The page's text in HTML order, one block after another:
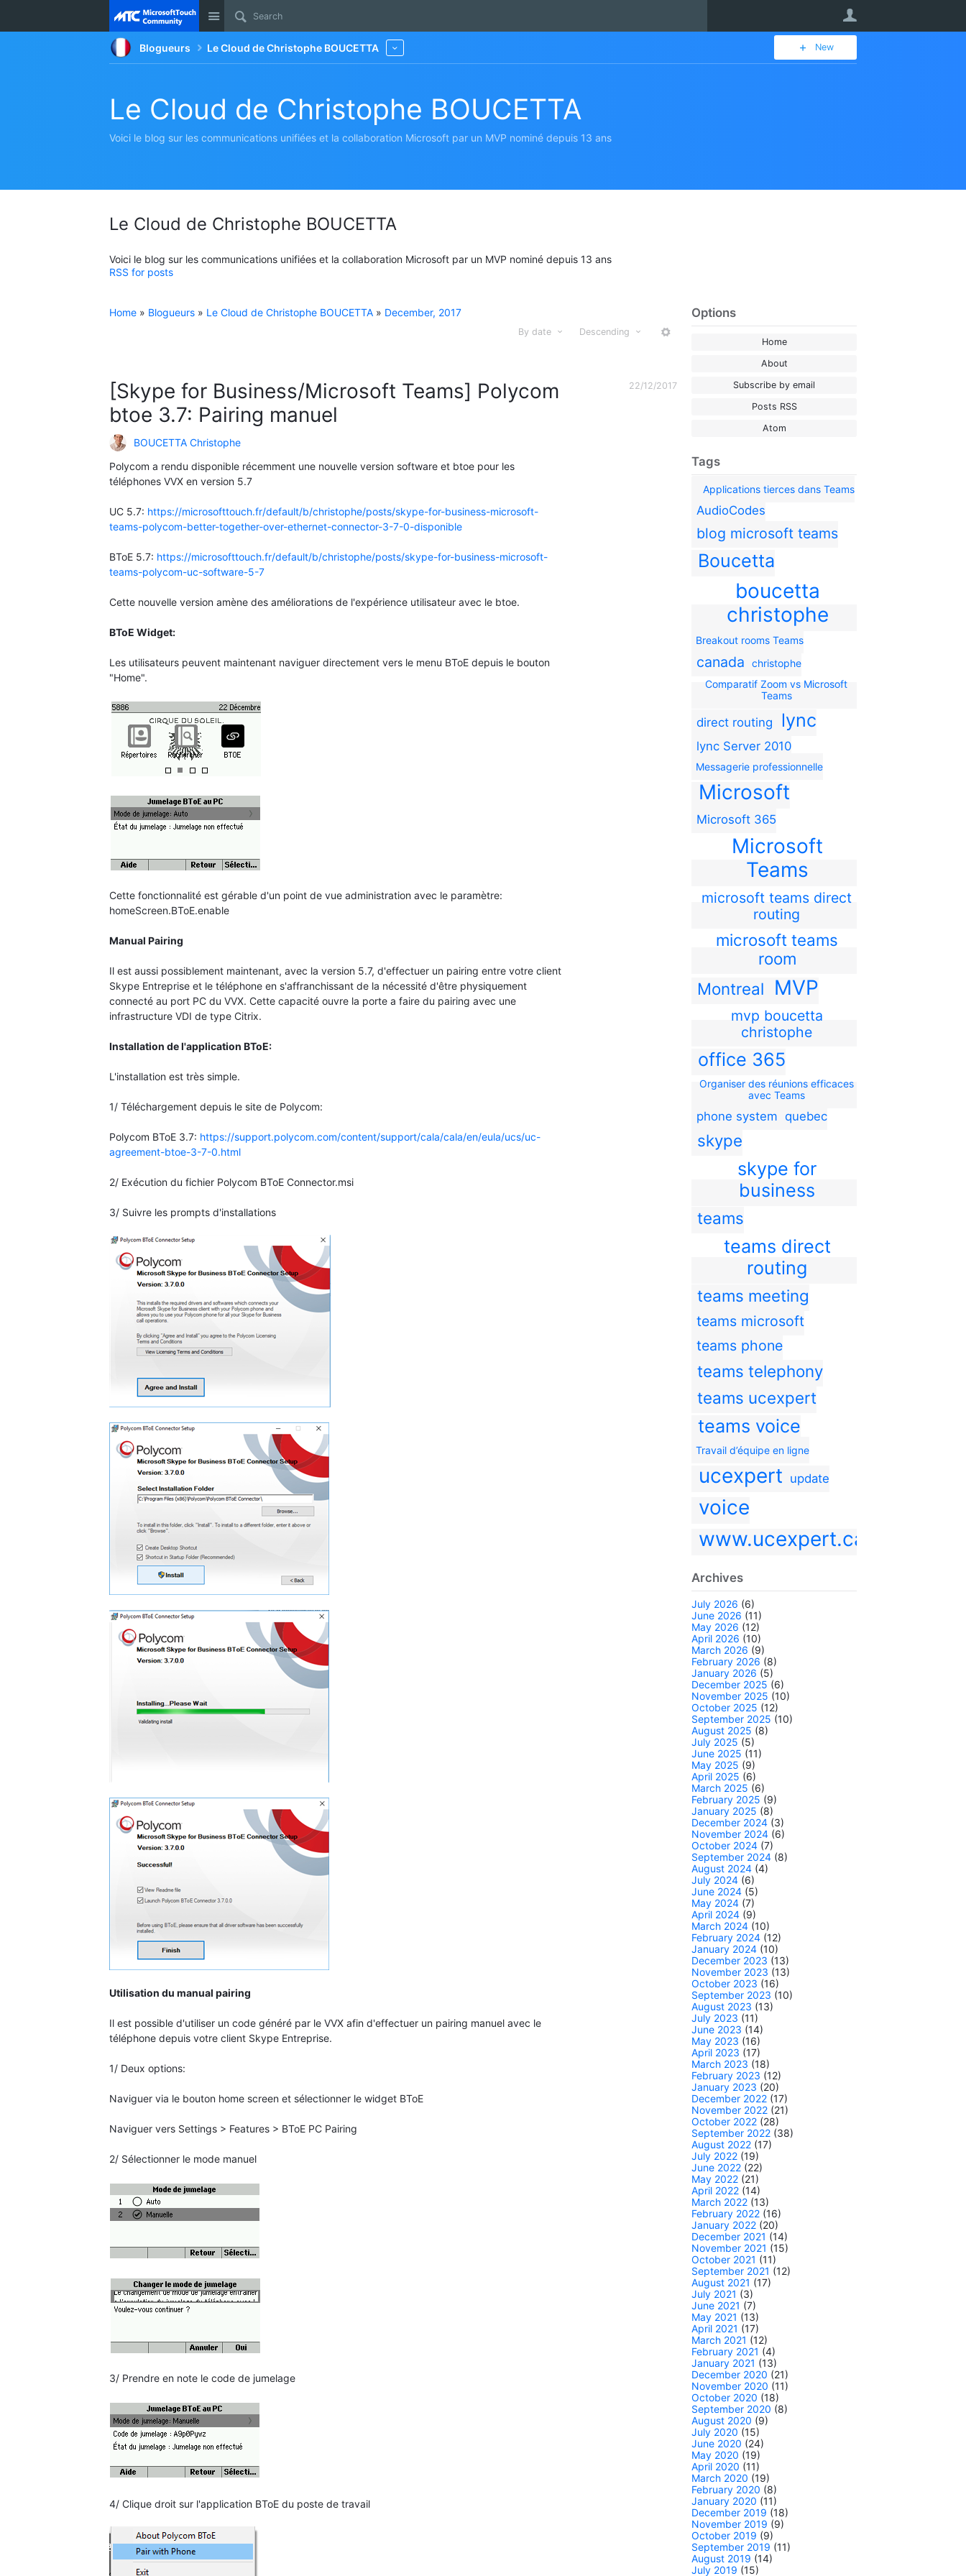
Site
Blogueurs Le Cloud de Christophe BOUCETTA New
Le Cloud de Christophe BOUCETTA
Voici le blog sur les communications unifiées et la collaboration Microsoft par un MVP nominé depuis 13 ans
Le Cloud de Christophe BOUCETTA
Voici le blog sur les communications unifiées et la collaboration Microsoft par un MVP nominé depuis 13 ans
RSS for posts
Options
Home
About
Subscribe by email
Posts RSS
Atom
Tags
Applications tierces dans Teams
AudioCodes
blog microsoft teams
Boucetta
boucetta
christophe
Breakout rooms Teams
canada
christophe
Comparatif Zoom vs Microsoft
Teams
direct routing lync
lync Server 2010
Messagerie professionnelle
Microsoft
Microsoft 365
Microsoft
Teams
microsoft teams direct
routing
microsoft teams
room
Montreal
MVP
mvp boucetta
christophe
office 365
Organiser des réunions efficaces
avec Teams
phone system quebec
skype
skype for
business
teams
teams direct
routing
teams meeting
teams microsoft
teams phone
teams telephony
teams ucexpert
teams voice
Travail d’équipe en ligne
ucexpert update
voice
www.ucexpert.ca
Archives
July 2026 (6)
June 2026 (11)
May 2026 (12)
April 2026 (10)
March 2026 (9)
February 2026 (8)
January 2026 (5)
December 2025 (6)
November 2025 (10)
October 2025 (12)
September 2025 (10)
August 2025 (8)
July 2025 (5)
June 2025 (11)
May 2025 (9)
April 2025 (6)
March 2025 (6)
February 2025 (9)
January 2025 (8)
December 2024 (3)
November 2024 (6)
October 2024 (7)
September 2024 (8)
August 2024 (4)
July 2024 (6)
June 2024 (5)
May 2024 (7)
April 2024 (9)
March 2024 (10)
February 2024 (12)
January 2024 (10)
December 2023 (13)
November 2023 (13)
October 2023 (16)
September 2023 (10)
August 2023 (13)
July 2023 (11)
June 2023 (14)
May 2023 (16)
April 2023 (17)
March 2023 (18)
February 2023 (12)
January 2023 (20)
December 2022 (17)
November 2022 (21)
October 2022 (28)
September 2022 (38)
August 2022 (17)
July 2022 (19)
June 2022 (22)
May 2022 (21)
April 2022 (14)
March 2022 (13)
February 2022 (16)
January 2022 (20)
December 2021 (14)
November 2021 (15)
October 2021 (11)
September 2021 (12)
August 2021 (17)
July 2021 (3)
June 2021 (7)
May 2021 (13)
April 2021 (17)
March 2021 (12)
February 2021 (4)
January 2021 (13)
December 2020 (21)
November 2020 (11)
October 2020 (18)
September 2020 (8)
August 2020 (9)
July 2020 (15)
June 2020 (24)
May 2020 (19)
April 2020 (11)
March 2020 (19)
February 2020 (8)
January 2020 (11)
December 2019 (18)
November 2019 (9)
October 2019 (9)
September 2019 (11)
August 2019 (14)
July 2019 (15)
Home » Blogueurs » Le Cloud de Christophe BOUCETTA » December, 2017
By date Descending
[Skype for Business/Microsoft Teams] Polycom
btoe 3.7: Pairing manuel
BOUCETTA Christophe
Polycom a rendu disponible récemment une nouvelle version software et btoe pour les
téléphones VVX en version 5.7
UC 5.7: https://microsofttouch.fr/default/b/christophe/posts/skype-for-business-microsoft-
teams-polycom-better-together-over-ethernet-connector-3-7-0-disponible
BToE 5.7: https://microsofttouch.fr/default/b/christophe/posts/skype-for-business-microsoft-
teams-polycom-uc-software-5-7
Cette nouvelle version amène des améliorations de l'expérience utilisateur avec le btoe.
BToE Widget:
Les utilisateurs peuvent maintenant naviguer directement vers le menu BToE depuis le bouton
"Home".
Cette fonctionnalité est gérable d'un point de vue administration avec le paramètre:
homeScreen.BToE.enable
Manual Pairing
Il est aussi possiblement maintenant, avec la version 5.7, d'effectuer un pairing entre votre client
Skype Entreprise et le téléphone en s'affranchissant de la nécessité d'être physiquement
connecté au port PC du VVX. Cette capacité ouvre la porte a faire du pairing avec une
infrastructure VDI de type Citrix.
Installation de l'application BToE:
L'installation est très simple.
1/ Téléchargement depuis le site de Polycom:
Polycom BToE 3.7: https://support.polycom.com/content/support/cala/cala/en/eula/ucs/uc-
agreement-btoe-3-7-0.html
2/ Exécution du fichier Polycom BToE Connector.msi
3/ Suivre les prompts d'installations
Utilisation du manual pairing
Il est possible d'utiliser un code généré par le VVX afin d'effectuer un pairing manuel avec le
téléphone depuis votre client Skype Entreprise.
1/ Deux options:
Naviguer via le bouton home screen et sélectionner le widget BToE
Naviguer vers Settings > Features > BToE PC Pairing
2/ Sélectionner le mode manuel
3/ Prendre en note le code de jumelage
4/ Clique droit sur l'application BToE du poste de travail
22/12/2017